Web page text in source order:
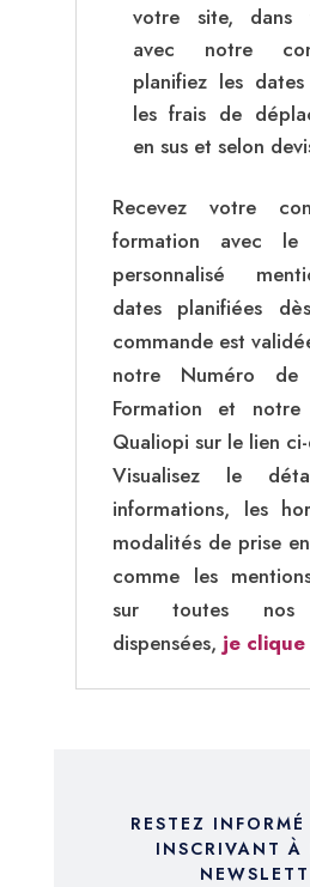
votre site, dans
avec notre
planifiez les
les frais de
en sus et selon
Recevez votre
formation avec le
personnalisé
dates planifiées
commande est
notre Numéro
Formation et notre
Qualiopi sur le lien ci-
Visualisez le
informations, les
modalités de prise
comme les
sur toutes nos
dispensées, je clique
RESTEZ
INSCRIVANT À